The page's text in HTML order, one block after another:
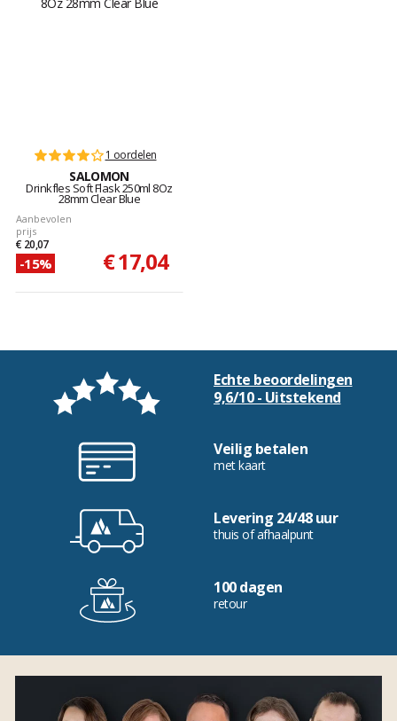
1 oordelen
SALOMON
Drinkfles Soft Flask 250ml 8Oz
28mm Clear Blue
Aanbevolen
prijs
€ 20,07
-15% € 17,04
Echte beoordelingen
9,6/10 - Uitstekend
Veilig betalen
met kaart
Levering 24/48 uur
thuis of afhaalpunt
100 dagen
retour